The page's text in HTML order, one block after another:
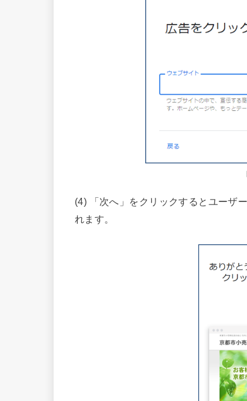
(4) 「次へ」をクリックするとユーザ
れます。